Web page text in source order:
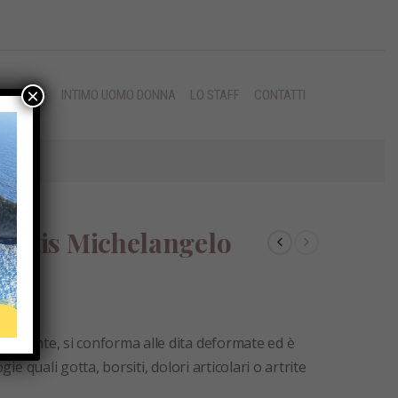
INTIMO UOMO DONNA LO STAFF CONTATTI
Michelangelo
si conforma alle dita deformate ed è
quali gotta, borsiti, dolori articolari o artrite
×